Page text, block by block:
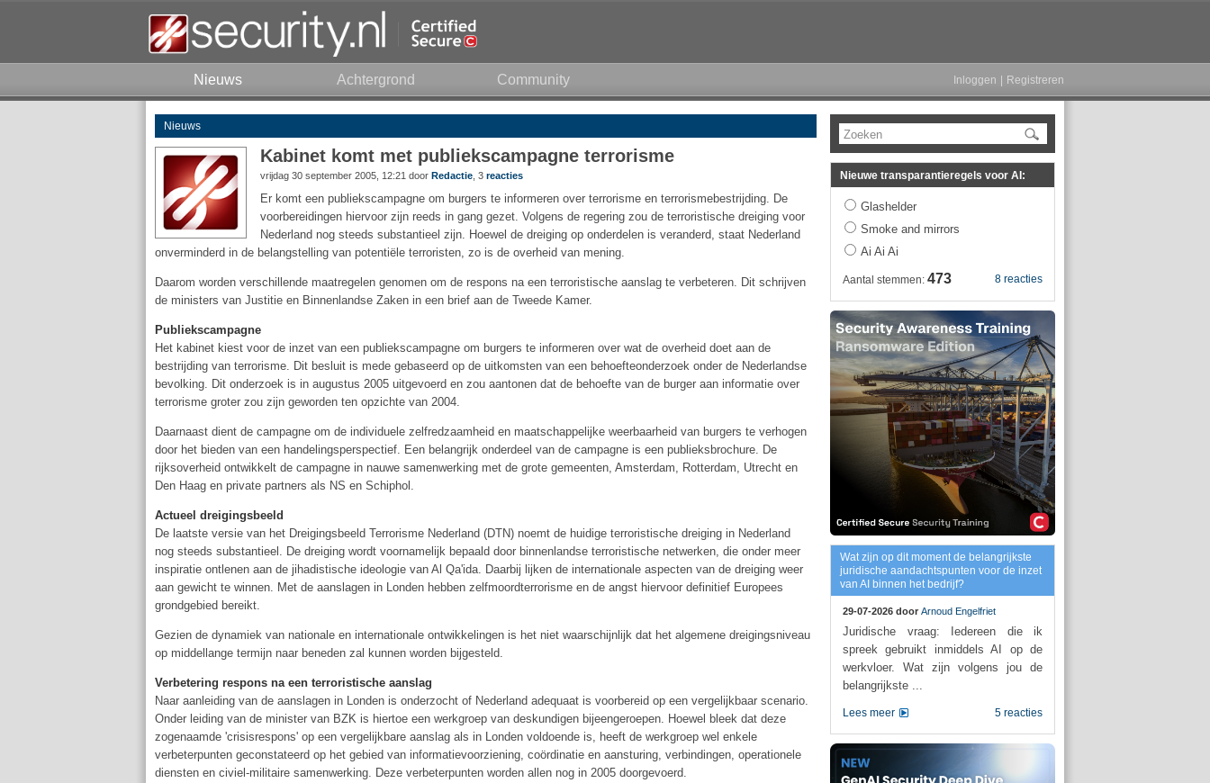
Nieuws Achtergrond Community Inloggen Registreren
Nieuws
Kabinet komt met publiekscampagne terrorisme
vrijdag 30 september 2005, 12:21 door Redactie , 3 reacties
Er komt een publiekscampagne om burgers te informeren over terrorisme en terrorismebestrijding. De
voorbereidingen hiervoor zijn reeds in gang gezet. Volgens de regering zou de terroristische dreiging voor
Nederland nog steeds substantieel zijn. Hoewel de dreiging op onderdelen is veranderd, staat Nederland
onverminderd in de belangstelling van potentiële terroristen, zo is de overheid van mening.
Daarom worden verschillende maatregelen genomen om de respons na een terroristische aanslag te verbeteren. Dit schrijven
de ministers van Justitie en Binnenlandse Zaken in een brief aan de Tweede Kamer.
Publiekscampagne
Het kabinet kiest voor de inzet van een publiekscampagne om burgers te informeren over wat de overheid doet aan de
bestrijding van terrorisme. Dit besluit is mede gebaseerd op de uitkomsten van een behoefteonderzoek onder de Nederlandse
bevolking. Dit onderzoek is in augustus 2005 uitgevoerd en zou aantonen dat de behoefte van de burger aan informatie over
terrorisme groter zou zijn geworden ten opzichte van 2004.
Daarnaast dient de campagne om de individuele zelfredzaamheid en maatschappelijke weerbaarheid van burgers te verhogen
door het bieden van een handelingsperspectief. Een belangrijk onderdeel van de campagne is een publieksbrochure. De
rijksoverheid ontwikkelt de campagne in nauwe samenwerking met de grote gemeenten, Amsterdam, Rotterdam, Utrecht en
Den Haag en private partners als NS en Schiphol.
Actueel dreigingsbeeld
De laatste versie van het Dreigingsbeeld Terrorisme Nederland (DTN) noemt de huidige terroristische dreiging in Nederland
nog steeds substantieel. De dreiging wordt voornamelijk bepaald door binnenlandse terroristische netwerken, die onder meer
inspiratie ontlenen aan de jihadistische ideologie van Al Qa'ida. Daarbij lijken de internationale aspecten van de dreiging weer
aan gewicht te winnen. Met de aanslagen in Londen hebben zelfmoordterrorisme en de angst hiervoor definitief Europees
grondgebied bereikt.
Gezien de dynamiek van nationale en internationale ontwikkelingen is het niet waarschijnlijk dat het algemene dreigingsniveau
op middellange termijn naar beneden zal kunnen worden bijgesteld.
Verbetering respons na een terroristische aanslag
Naar aanleiding van de aanslagen in Londen is onderzocht of Nederland adequaat is voorbereid op een vergelijkbaar scenario.
Onder leiding van de minister van BZK is hiertoe een werkgroep van deskundigen bijeengeroepen. Hoewel bleek dat deze
zogenaamde 'crisisrespons' op een vergelijkbare aanslag als in Londen voldoende is, heeft de werkgroep wel enkele
verbeterpunten geconstateerd op het gebied van informatievoorziening, coördinatie en aansturing, verbindingen, operationele
diensten en civiel-militaire samenwerking. Deze verbeterpunten worden allen nog in 2005 doorgevoerd.
Zoeken
Nieuwe transparantieregels voor AI:
Glashelder
Smoke and mirrors
Ai Ai Ai
8 reacties
Aantal stemmen: 473
Wat zijn op dit moment de belangrijkste
juridische aandachtspunten voor de inzet
van AI binnen het bedrijf?
29-07-2026 door Arnoud Engelfriet
Juridische vraag: Iedereen die ik
spreek gebruikt inmiddels AI op de
werkvloer. Wat zijn volgens jou de
belangrijkste ...
5 reacties
Lees meer